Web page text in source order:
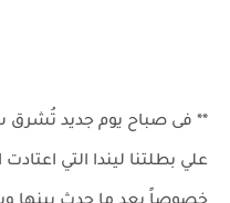
** فى صباح يوم جديد تُشرق
علي بطلتنا ليندا التي